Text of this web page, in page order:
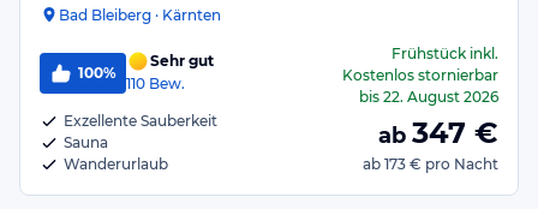
Bad Bleiberg · Kärnten
100%
Sehr gut
110 Bew.
Exzellente Sauberkeit
Sauna
Wanderurlaub
Frühstückinkl.
Kostenlos stornierbar
bis 22. August 2026
ab 347 €
ab 173 € pro Nacht